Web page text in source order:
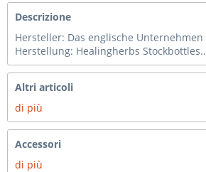
Descrizione
Hersteller: Das englische
Herstellung: Healingherbs
Altri articoli
di più
Accessori
di più